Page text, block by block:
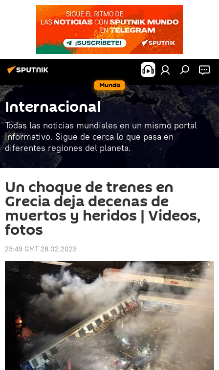
Mundo
Internacional
Todas las noticias mundiales en un mismo portal
informativo. Sigue de cerca lo que pasa en
diferentes regiones del planeta.
Un choque de trenes en
Grecia deja decenas de
muertos y heridos | Videos,
fotos
23:49 GMT 28.02.2023